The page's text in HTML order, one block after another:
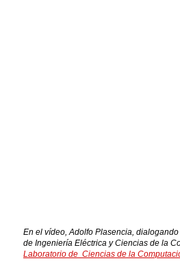
En el vídeo, Adolfo Plasencia,
de Ingeniería Eléctrica y Ciencias de la
Laboratorio de Ciencias de la